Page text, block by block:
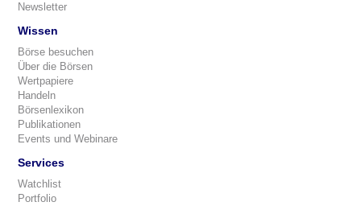
Newsletter
Wissen
Börse besuchen
Über die Börsen
Wertpapiere
Handeln
Börsenlexikon
Publikationen
Events und Webinare
Services
Watchlist
Portfolio